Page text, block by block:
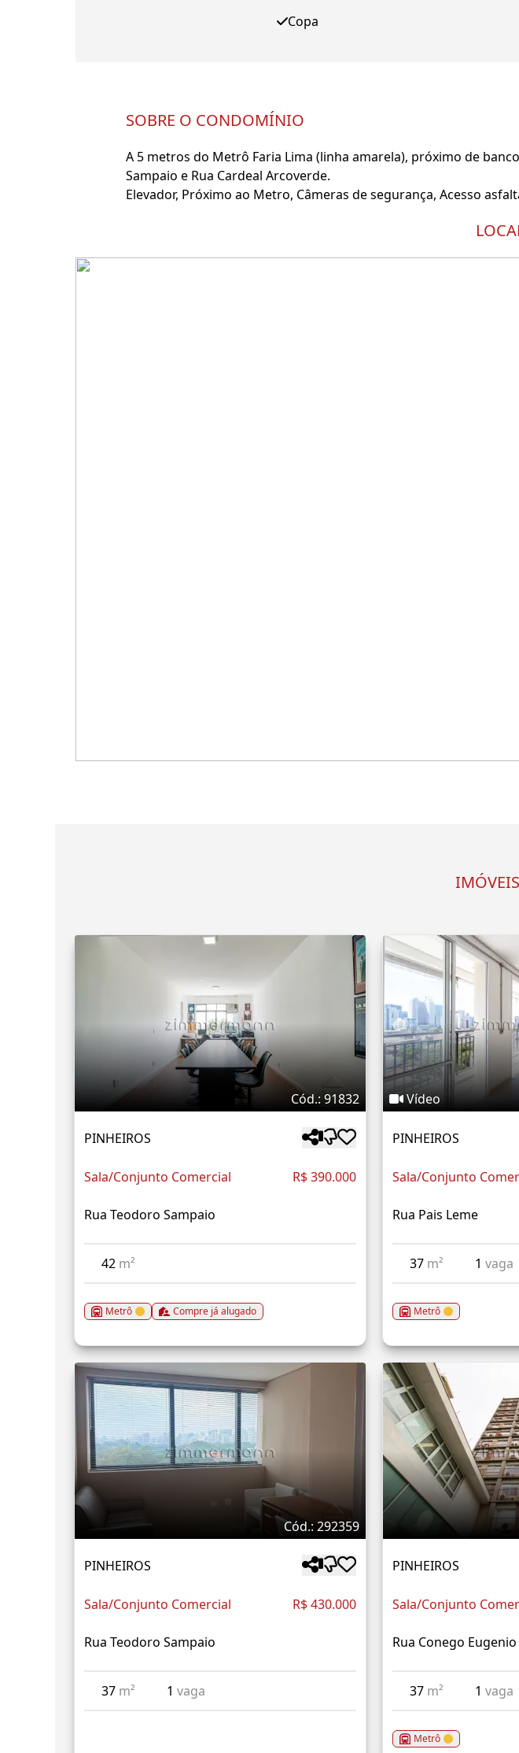
Copa
SOBRE O CONDOMÍNIO
A 5 metros do Metrô Faria Lima (linha amarela), próximo de
Sampaio e Rua Cardeal Arcoverde.
Elevador, Próximo ao Metro, Câmeras de segurança, Acesso
Cód.: 91832
PINHEIROS
Sala/Conjunto Comercial R$ 390.000
Rua Teodoro Sampaio
42 m²
Metrô Compre já alugado
Vídeo
PINHEIROS
Sala/Conjunto
Rua Pais Leme
37 m² 1vaga
Metrô
Cód.: 292359
PINHEIROS
Sala/Conjunto Comercial R$ 430.000
Rua Teodoro Sampaio
37 m² 1vaga
PINHEIROS
Sala/Conjunto
Rua Conego
37 m² 1vaga
Metrô